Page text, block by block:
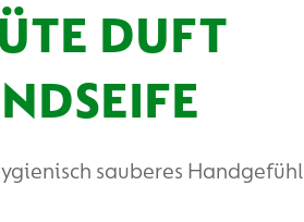
DUFT
sauberes Handgefühl